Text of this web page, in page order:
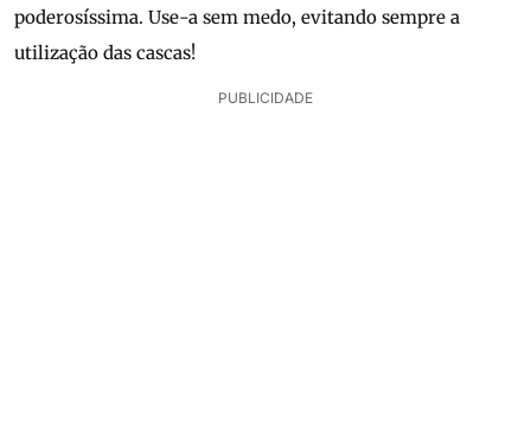
poderosíssima. Use-a sem medo, evitando sempre a
utilização das cascas!
PUBLICIDADE